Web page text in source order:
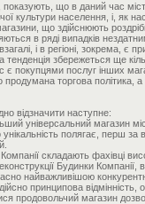
що в даний час
культури населення, і, як
що здійснюють
в ряді випадків
і в регіоні, зокрема,
збережеться ще
є покупцями послуг інших
торгова політика,
відзначити наступне:
універсальний магазин
полягає, перш за
складають фахівці
Будинки
найважливішою
принципова
продовольчий магазин